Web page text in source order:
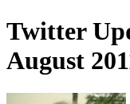
Twitter
August